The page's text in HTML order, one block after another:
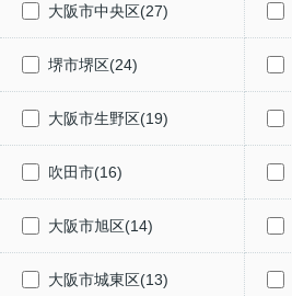
大阪市中央区(27)
堺市堺区(24)
大阪市生野区(19)
吹田市(16)
大阪市旭区(14)
大阪市城東区(13)